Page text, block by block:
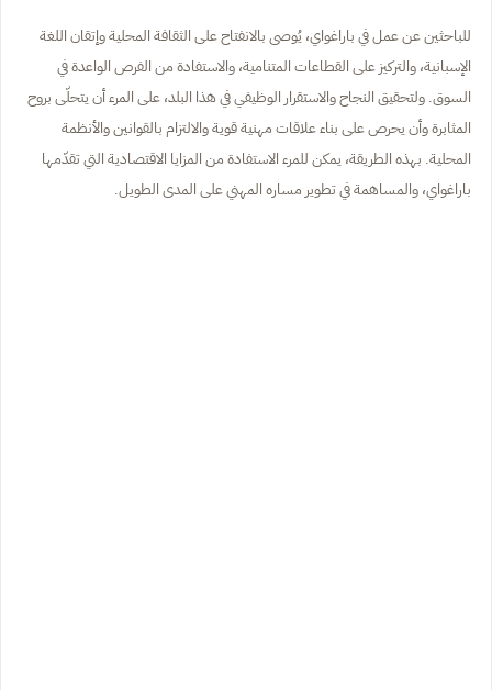
للباحثين عن عمل في باراغواي، يُوصى بالانفتاح على الثقافة المحلية وإتقان اللغة
الإسبانية، والتركيز على القطاعات المتنامية، والاستفادة من الفرص الواعدة في
السوق. ولتحقيق النجاح والاستقرار الوظيفي في هذا البلد، على المرء أن يتحلّى بروح
المثابرة وأن يحرص على بناء علاقات مهنية قوية والالتزام بالقوانين والأنظمة
المحلية. بهذه الطريقة، يمكن للمرء الاستفادة من المزايا الاقتصادية التي تقدّمها
باراغواي، والمساهمة في تطوير مساره المهني على المدى الطويل.